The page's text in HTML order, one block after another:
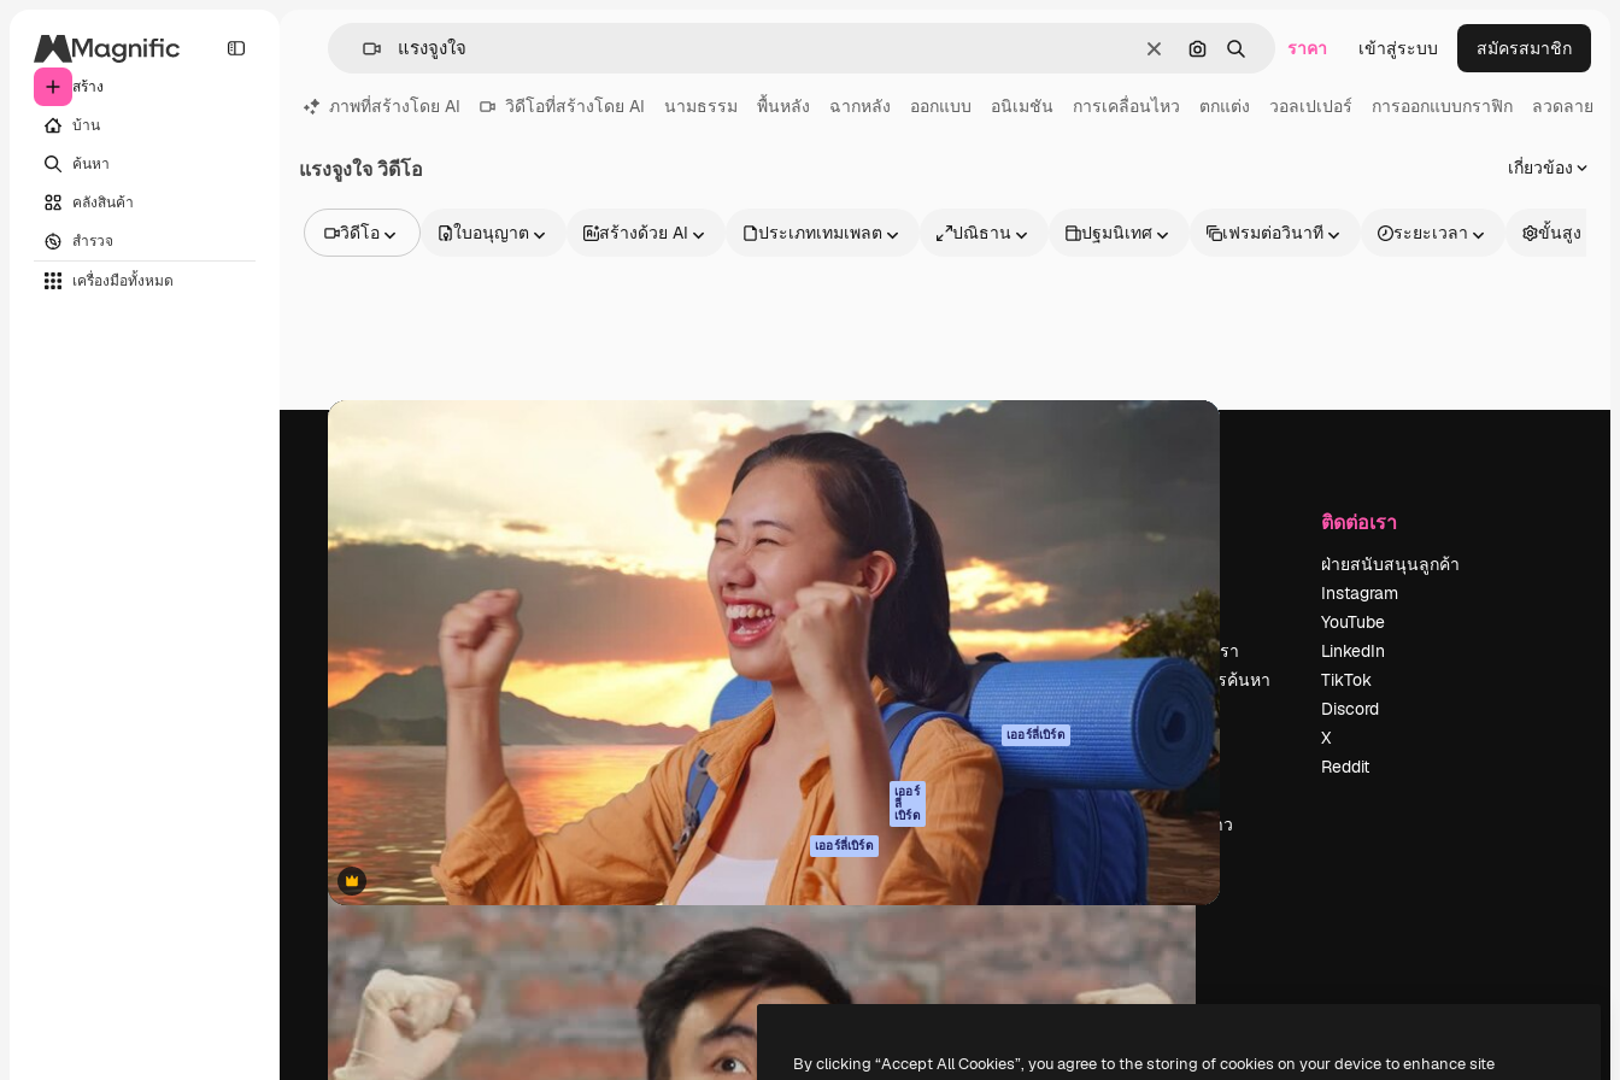
สร้าง
บ้าน
ค้นหา
คลังสินค้า
สำรวจ
เครื่องมือทั้งหมด
ชัดเจนค้นหาตามรูปภาพ
ค้นหา ราคา เข้าสู่ระบบ สมัครสมาชิก
ภาพที่สร้างโดย AI วิดีโอที่สร้างโดย AI นามธรรม พื้นหลัง ฉากหลัง ออกแบบ อนิเมชัน การเคลื่อนไหว ตกแต่ง วอลเปเปอร์ การออกแบบกราฟิก ลวดลาย
แรงจูงใจ วิดีโอ เกี่ยวข้อง
วิดีโอ
วิดีโอ
เทมเพลตวิดีโอ
แบบอักษร
ใบอนุญาต สร้างด้วย AI ประเภทเทมเพลต ปณิธาน ปฐมนิเทศ เฟรมต่อวินาที ระยะเวลา ขั้นสูง
Premium
Premium
Premium
Premium
สร้างขึ้นโดย AI
Premium
Premium
Premium
Premium
Premium
Premium
Premium
Premium
Premium
Premium
Premium
Premium
Premium
Premium
Premium
Premium
Premium
Premium
Premium
Premium
Premium
Premium
Premium
Premium
Premium
Premium
Premium
Premium
Premium
Premium
สร้างขึ้นโดย AI
Premium
Premium
Premium
Premium
Premium
Premium
Premium
Premium
Premium
Premium
Premium
Premium
Premium
Premium
Premium
Premium
Premium
Premium
Premium
Premium
Premium
Premium
Premium
Premium
Premium
Premium
Premium
Premium
Premium
Premium
Premium
Premium
Premium
Premium
Premium
Premium
Premium
Premium
Premium
Premium
Premium
Premium
Premium
Premium
Premium
Premium
Premium
Premium
Premium
Premium
Premium
Premium
Premium
Premium
Premium
Premium
แพลตฟอร์มสร้างสรรค์เพื่อผลักดันผลงานที่ดี
ที่สุดของคุณ ผู้ใช้งานกว่า 1 ล้านราย
ครอบคลุมทั้งครีเอทีฟ, บริษัท, เอเจนซี และสตูดิ
ภาษาไทย
ผลิตภัณฑ์
Spaces
ผู้ช่วย AI
เครื่องมือสร้าง
รูปภาพด้วย AI
เครื่องมือสร้างวิดีโอ
ด้วย AI
เครื่องกำเนิดเสียง AI
สต็อกเนื้อหา
MCP สำหรับ
Claude/ChatGPT
เออร์
ลี่
เบิร์ด
Agents เออร์ลี่เบิร์ด
เอพีไอ
แอปมือถือ
เครื่องมือ Magnific
ทั้งหมด
Academy
เอกสาร
การสนับสนุน
เงื่อนไขการใช้งาน
นโยบายความเป็น
ส่วนตัว
ต้นฉบับ เออร์ลี่เบิร์ด
นโยบายคุกกี้
ศูนย์ความน่าเชื่อถือ
พันธมิตร
ธุรกิจ
เกี่ยวกับเรา
รีวิว
ร่วมงานกับเรา
แนวโน้มการค้นหา
บล็อก
กิจกรรม
Slidesgo
ขายเนื้อหา
ห้องแถลงข่าว
กำลังมองหา
magnific.ai
ติดต่อเรา
ฝ่ายสนับสนุนลูกค้า
Instagram
YouTube
LinkedIn
TikTok
Discord
X
Reddit
Copyright © 2010- Freepik Company S.L.U.สงวนลิขสิทธิ์
By clicking “Accept All Cookies”, you agree to the storing of cookies on your device to enhance site